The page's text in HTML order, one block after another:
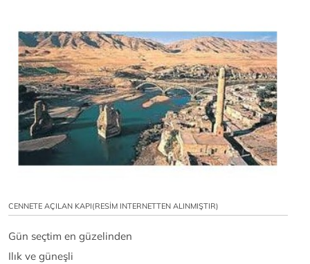
CENNETE AÇILAN KAPI(RESİM INTERNETTEN ALINMIŞTIR)
Gün seçtim en güzelinden
Ilık ve güneşli